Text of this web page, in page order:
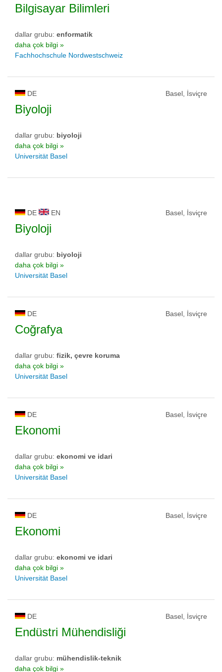
Bilgisayar Bilimleri
dallar grubu: enformatik
daha çok bilgi »
Fachhochschule Nordwestschweiz
DE Basel, İsviçre
Biyoloji
dallar grubu: biyoloji
daha çok bilgi »
Universität Basel
DE EN Basel, İsviçre
Biyoloji
dallar grubu: biyoloji
daha çok bilgi »
Universität Basel
DE Basel, İsviçre
Coğrafya
dallar grubu: fizik, çevre koruma
daha çok bilgi »
Universität Basel
DE Basel, İsviçre
Ekonomi
dallar grubu: ekonomi ve idari
daha çok bilgi »
Universität Basel
DE Basel, İsviçre
Ekonomi
dallar grubu: ekonomi ve idari
daha çok bilgi »
Universität Basel
DE Basel, İsviçre
Endüstri Mühendisliği
dallar grubu: mühendislik-teknik
daha çok bilgi »